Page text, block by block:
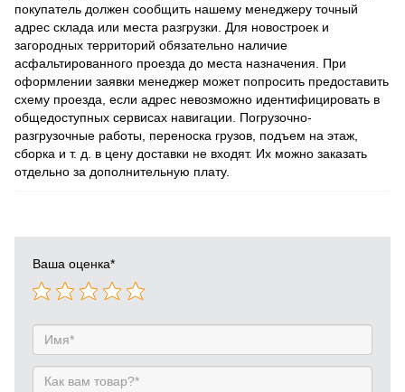
покупатель должен сообщить нашему менеджеру точный
адрес склада или места разгрузки. Для новостроек и
загородных территорий обязательно наличие
асфальтированного проезда до места назначения. При
оформлении заявки менеджер может попросить предоставить
схему проезда, если адрес невозможно идентифицировать в
общедоступных сервисах навигации. Погрузочно-
разгрузочные работы, переноска грузов, подъем на этаж,
сборка и т. д. в цену доставки не входят. Их можно заказать
отдельно за дополнительную плату.
Ваша оценка*